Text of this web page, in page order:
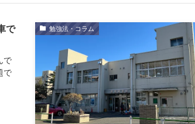
勉強法・コラム
で
で
で